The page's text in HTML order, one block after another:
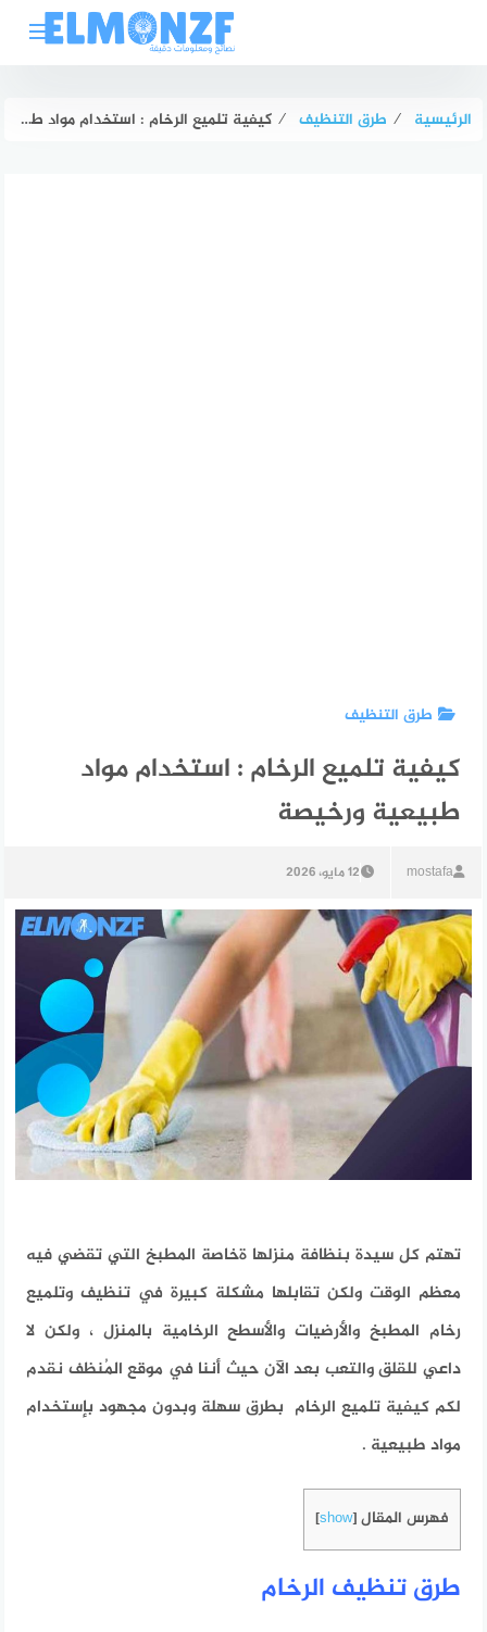
الرئيسية ⁄ طرق التنظيف ⁄ كيفية تلميع الرخام : استخدام مواد طبيعية ورخيصة
طرق التنظيف
كيفية تلميع الرخام : استخدام مواد
طبيعية ورخيصة
mostafa 12 مايو، 2026
تهتم كل سيدة بنظافة منزلها ةخاصة المطبخ التي تقضي فيه
معظم الوقت ولكن تقابلها مشكلة كبيرة في تنظيف وتلميع
رخام المطبخ والأرضيات والأسطح الرخامية بالمنزل ، ولكن لا
داعي للقلق والتعب بعد الآن حيث أننا في موقع المُنظف نقدم
لكم كيفية تلميع الرخام بطرق سهلة وبدون مجهود بإستخدام
مواد طبيعية .
فهرس المقال [
show
]
طرق تنظيف الرخام